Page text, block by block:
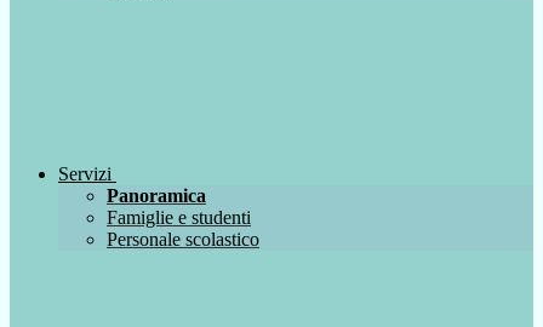
Servizi
Panoramica
Famiglie e studenti
Personale scolastico